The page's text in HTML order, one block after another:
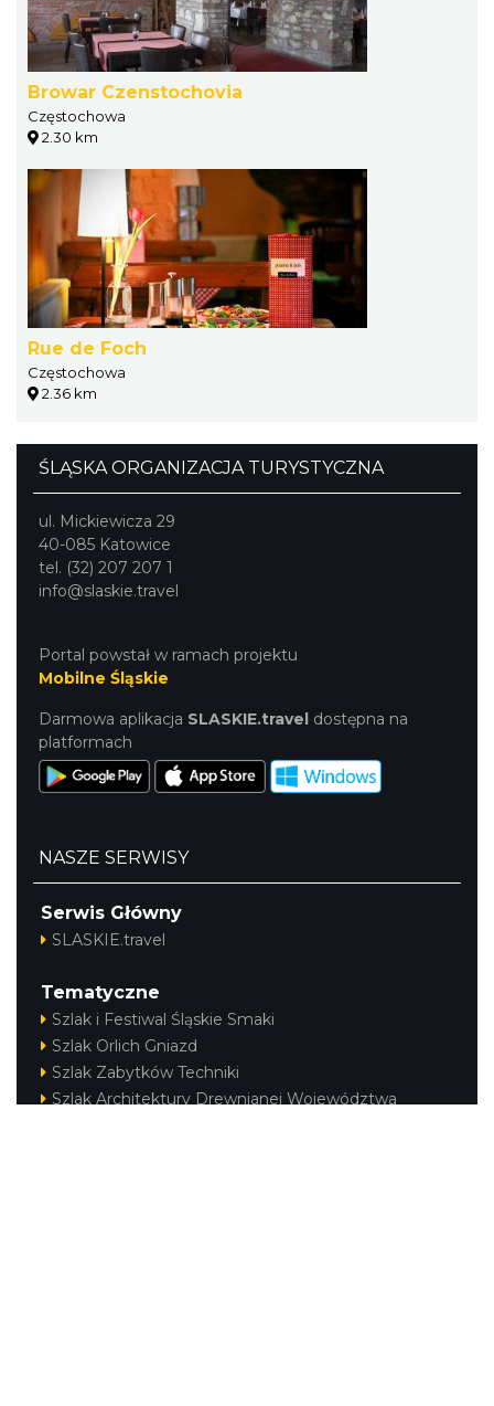
Browar Czenstochovia
Częstochowa
2.30 km
Rue de Foch
Częstochowa
2.36 km
ŚLĄSKA ORGANIZACJA TURYSTYCZNA
ul. Mickiewicza 29
40-085 Katowice
tel. (32) 207 207 1
info@slaskie.travel
Portal powstał w ramach projektu
Mobilne Śląskie
Darmowa aplikacja SLASKIE.travel dostępna na
platformach
NASZE SERWISY
Serwis Główny
SLASKIE.travel
Tematyczne
Szlak i Festiwal Śląskie Smaki
Szlak Orlich Gniazd
Szlak Zabytków Techniki
Szlak Architektury Drewnianej Województwa